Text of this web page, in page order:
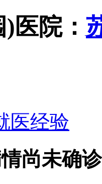
)医院：
医经验
尚未确